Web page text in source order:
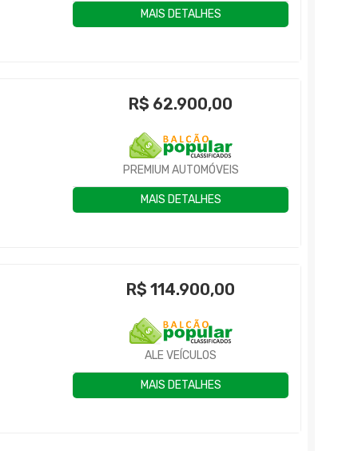
MAIS DETALHES
R$ 62.900,00
PREMIUM AUTOMÓVEIS
MAIS DETALHES
R$114.900,00
ALE VEÍCULOS
MAIS DETALHES